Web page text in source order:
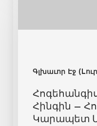
Գլխաւոր Էջ
Հինգին –
Կարապետ